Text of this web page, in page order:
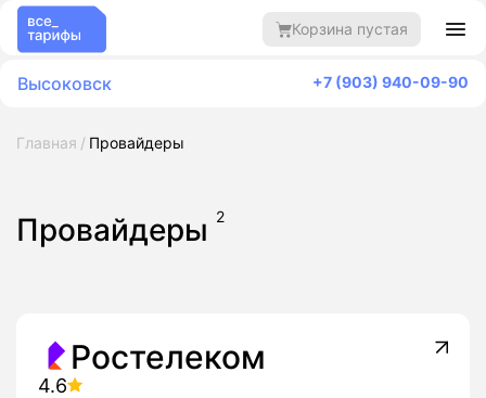
Корзина пустая
Высоковск +7 (903) 940-09-90
Главная Провайдеры
Провайдеры 2
Ростелеком
4.6